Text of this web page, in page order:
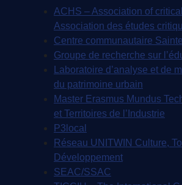
ACHS – Association of
Association des études
Centre communautaire
Groupe de recherche sur
Laboratoire d’analyse et de
du patrimoine urbain
Master Erasmus Mundus
et Territoires de l’Industrie
P3local
Réseau UNITWIN Culture,
Développement
SEAC/SSAC